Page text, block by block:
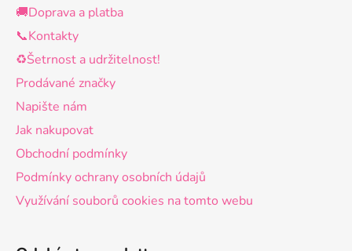
🚚Doprava a platba
📞Kontakty
♻️Šetrnost a udržitelnost!
Prodávané značky
Napište nám
Jak nakupovat
Obchodní podmínky
Podmínky ochrany osobních údajů
Využívání souborů cookies na tomto webu